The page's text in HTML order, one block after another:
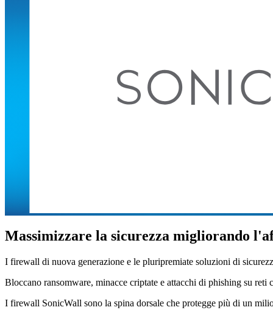
Massimizzare la sicurezza migliorando
I firewall di nuova generazione e le pluripremiate soluzioni di
Bloccano ransomware, minacce criptate e attacchi di phishing su reti
I firewall SonicWall sono la spina dorsale che protegge più di un